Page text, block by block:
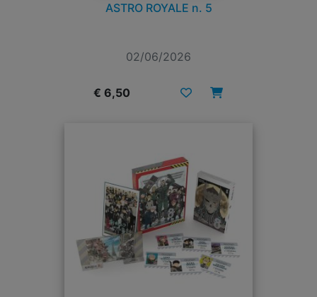
ASTRO ROYALE n. 5
02/06/2026
€ 6,50